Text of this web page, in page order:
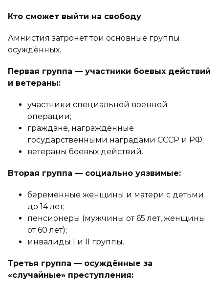
Кто сможет выйти на свободу
Амнистия затронет три основные группы
осуждённых.
Первая группа — участники боевых действий
и ветераны:
участники специальной военной
операции;
граждане, награждённые
государственными наградами СССР и РФ;
ветераны боевых действий.
Вторая группа — социально уязвимые:
беременные женщины и матери с детьми
до 14 лет;
пенсионеры (мужчины от 65 лет, женщины
от 60 лет);
инвалиды I и II группы.
Третья группа — осуждённые за
«случайные» преступления: